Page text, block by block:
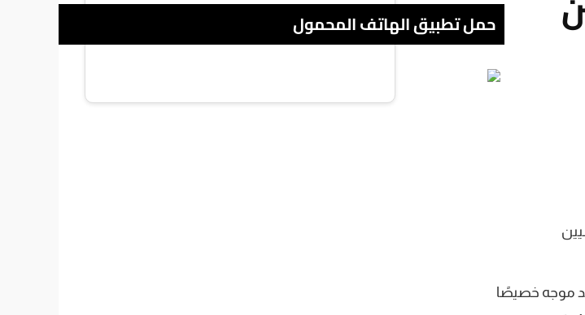
موجه خصيصًا
حمل تطبيق الهاتف المحمول